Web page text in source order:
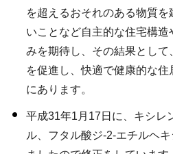
を超えるおそれのある物質
いことなど自主的な住宅構造
みを期待し、その結果とし
を促進し、快適で健康的な
にあります。
平成31年1月17日に、キシレ
ル、フタル酸ジ-2-エチルヘ